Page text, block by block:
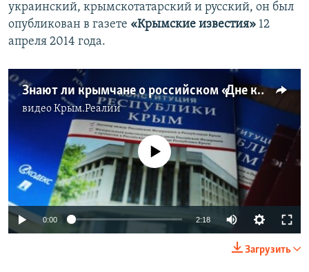
украинский, крымскотатарский и русский, он был
опубликован в газете «Крымские известия» 12
апреля 2014 года.
Знают ли крымчане о российском «Дне конституции»? (видео)
видеоКрым.Реалии
No media source currently available
0:00 2:18
Загрузить